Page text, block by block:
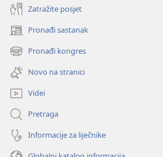
Zatražite posjet
Pronađi sastanak
(otvara
se
novi
prozor)
Pronađi kongres
(otvara
se
novi
prozor)
Novo na stranici
Videi
Pretraga
Informacije za liječnike